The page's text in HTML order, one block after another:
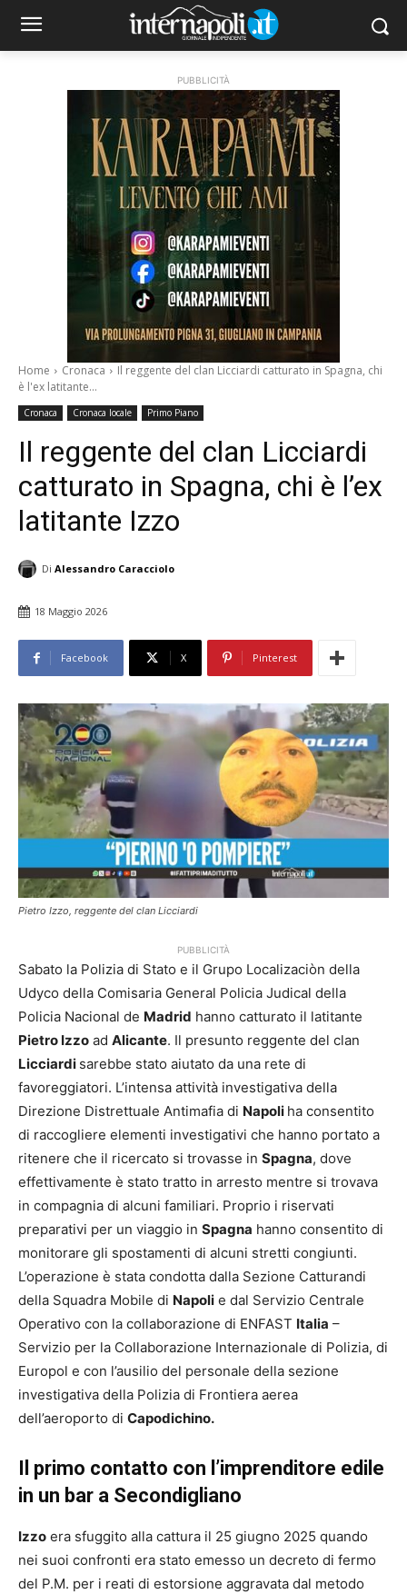
PUBBLICITÀ
Home Cronaca
Il reggente del clan Licciardi catturato in Spagna, chi
è l'ex latitante...
Cronaca Cronaca locale Primo Piano
Il reggente del clan Licciardi
catturato in Spagna, chi è l’ex
latitante Izzo
Di Alessandro Caracciolo
18 Maggio 2026
Facebook X Pinterest
Pietro Izzo, reggente del clan Licciardi
PUBBLICITÀ
Sabato la Polizia di Stato e il Grupo Localizaciòn della
Udyco della Comisaria General Policia Judical della
Policia Nacional de Madrid hanno catturato il latitante
Pietro Izzo ad Alicante. Il presunto reggente del clan
Licciardi sarebbe stato aiutato da una rete di
favoreggiatori. L’intensa attività investigativa della
Direzione Distrettuale Antimafia di Napoli ha consentito
di raccogliere elementi investigativi che hanno portato a
ritenere che il ricercato si trovasse in Spagna, dove
effettivamente è stato tratto in arresto mentre si trovava
in compagnia di alcuni familiari. Proprio i riservati
preparativi per un viaggio in Spagna hanno consentito di
monitorare gli spostamenti di alcuni stretti congiunti.
L’operazione è stata condotta dalla Sezione Catturandi
della Squadra Mobile di Napoli e dal Servizio Centrale
Operativo con la collaborazione di ENFAST Italia –
Servizio per la Collaborazione Internazionale di Polizia, di
Europol e con l’ausilio del personale della sezione
investigativa della Polizia di Frontiera aerea
dell’aeroporto di Capodichino.
Il primo contatto con l’imprenditore edile
in un bar a Secondigliano
Izzo era sfuggito alla cattura il 25 giugno 2025 quando
nei suoi confronti era stato emesso un decreto di fermo
del P.M. per i reati di estorsione aggravata dal metodo